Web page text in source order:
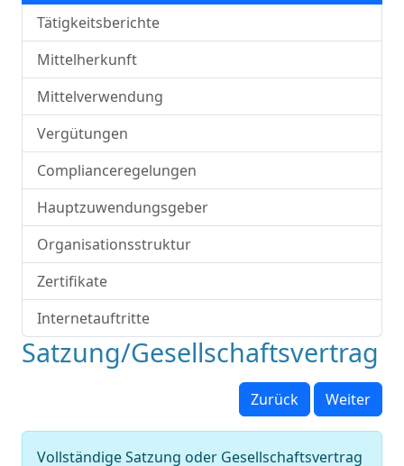
Tätigkeitsberichte
Mittelherkunft
Mittelverwendung
Vergütungen
Complianceregelungen
Hauptzuwendungsgeber
Organisationsstruktur
Zertifikate
Internetauftritte
Satzung/Gesellschaftsvertrag
Zurück Weiter
Vollständige Satzung oder Gesellschaftsvertrag